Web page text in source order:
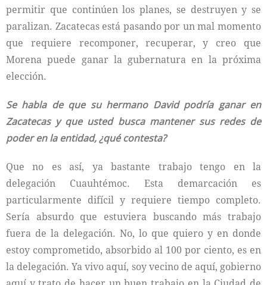
permitir que continúen los planes, se destruyen y se
paralizan. Zacatecas está pasando por un mal momento
que requiere recomponer, recuperar, y creo que
Morena puede ganar la gubernatura en la próxima
elección.
Se habla de que su hermano David podría ganar en
Zacatecas y que usted busca mantener sus redes de
poder en la entidad, ¿qué contesta?
Que no es así, ya bastante trabajo tengo en la
delegación Cuauhtémoc. Esta demarcación es
particularmente difícil y requiere tiempo completo.
Sería absurdo que estuviera buscando más trabajo
fuera de la delegación. No, lo que quiero y en donde
estoy comprometido, absorbido al 100 por ciento, es en
la delegación. Ya vivo aquí, soy vecino de aquí, gobierno